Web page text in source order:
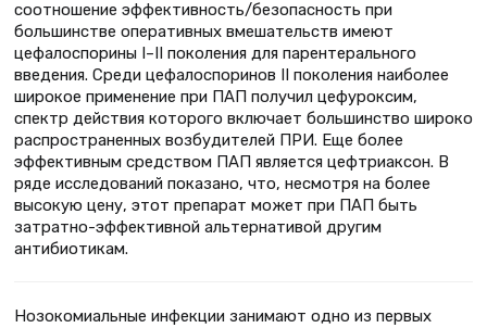
соотношение эффективность/безопасность при
большинстве оперативных вмешательств имеют
цефалоспорины I–II поколения для парентерального
введения. Среди цефалоспоринов II поколения наиболее
широкое применение при ПАП получил цефуроксим,
спектр действия которого включает большинство широко
распространенных возбудителей ПРИ. Еще более
эффективным средством ПАП является цефтриаксон. В
ряде исследований показано, что, несмотря на более
высокую цену, этот препарат может при ПАП быть
затратно-эффективной альтернативой другим
антибиотикам.
Нозокомиальные инфекции занимают одно из первых